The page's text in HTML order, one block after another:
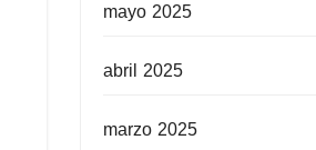
mayo 2025
abril 2025
marzo 2025